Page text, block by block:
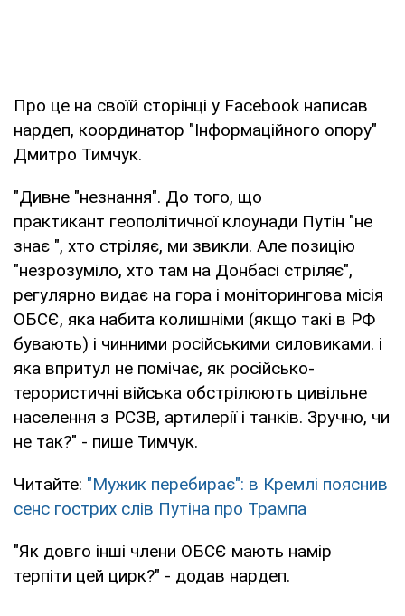
Про це на своїй сторінці у Facebook написав
нардеп, координатор "Інформаційного опору"
Дмитро Тимчук.
"Дивне "незнання". До того, що
практикант геополітичної клоунади Путін "не
знає ", хто стріляє, ми звикли. Але позицію
"незрозуміло, хто там на Донбасі стріляє",
регулярно видає на гора і моніторингова місія
ОБСЄ, яка набита колишніми (якщо такі в РФ
бувають) і чинними російськими силовиками. і
яка впритул не помічає, як російсько-
терористичні війська обстрілюють цивільне
населення з РСЗВ, артилерії і танків. Зручно, чи
не так?" - пише Тимчук.
Читайте: "Мужик перебирає": в Кремлі пояснив
сенс гострих слів Путіна про Трампа
"Як довго інші члени ОБСЄ мають намір
терпіти цей цирк?" - додав нардеп.